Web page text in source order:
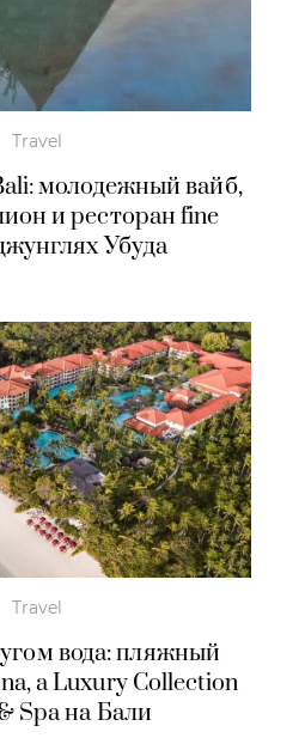
Travel
молодежный вайб,
и ресторан fine
Убуда
Travel
вода: пляжный
a Luxury Collection
Spaна Бали